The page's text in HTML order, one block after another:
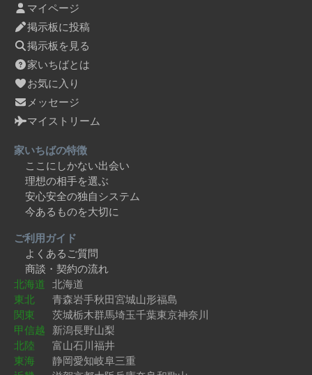
マイページ
掲示板に投稿
掲示板を見る
家いちばとは
お気に入り
メッセージ
マイストリーム
家いちばの特徴
ここにしかない出会い
理想の相手を選ぶ
安心安全の独自システム
今あるものを大切に
ご利用ガイド
よくあるご質問
商談・契約の流れ
北海道 北海道
東北
青森岩手秋田宮城山形福島
関東
茨城栃木群馬埼玉千葉東京神奈川
甲信越 新潟長野山梨
北陸
富山石川福井
東海
静岡愛知岐阜三重